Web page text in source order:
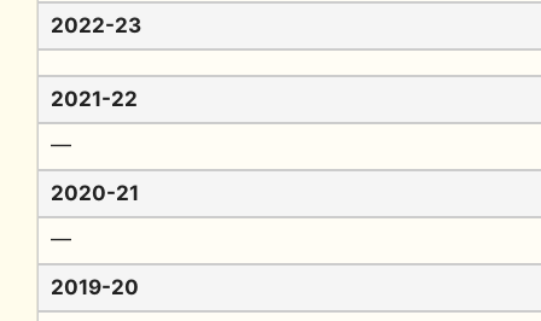
2022-23
2021-22
━
2020-21
━
2019-20